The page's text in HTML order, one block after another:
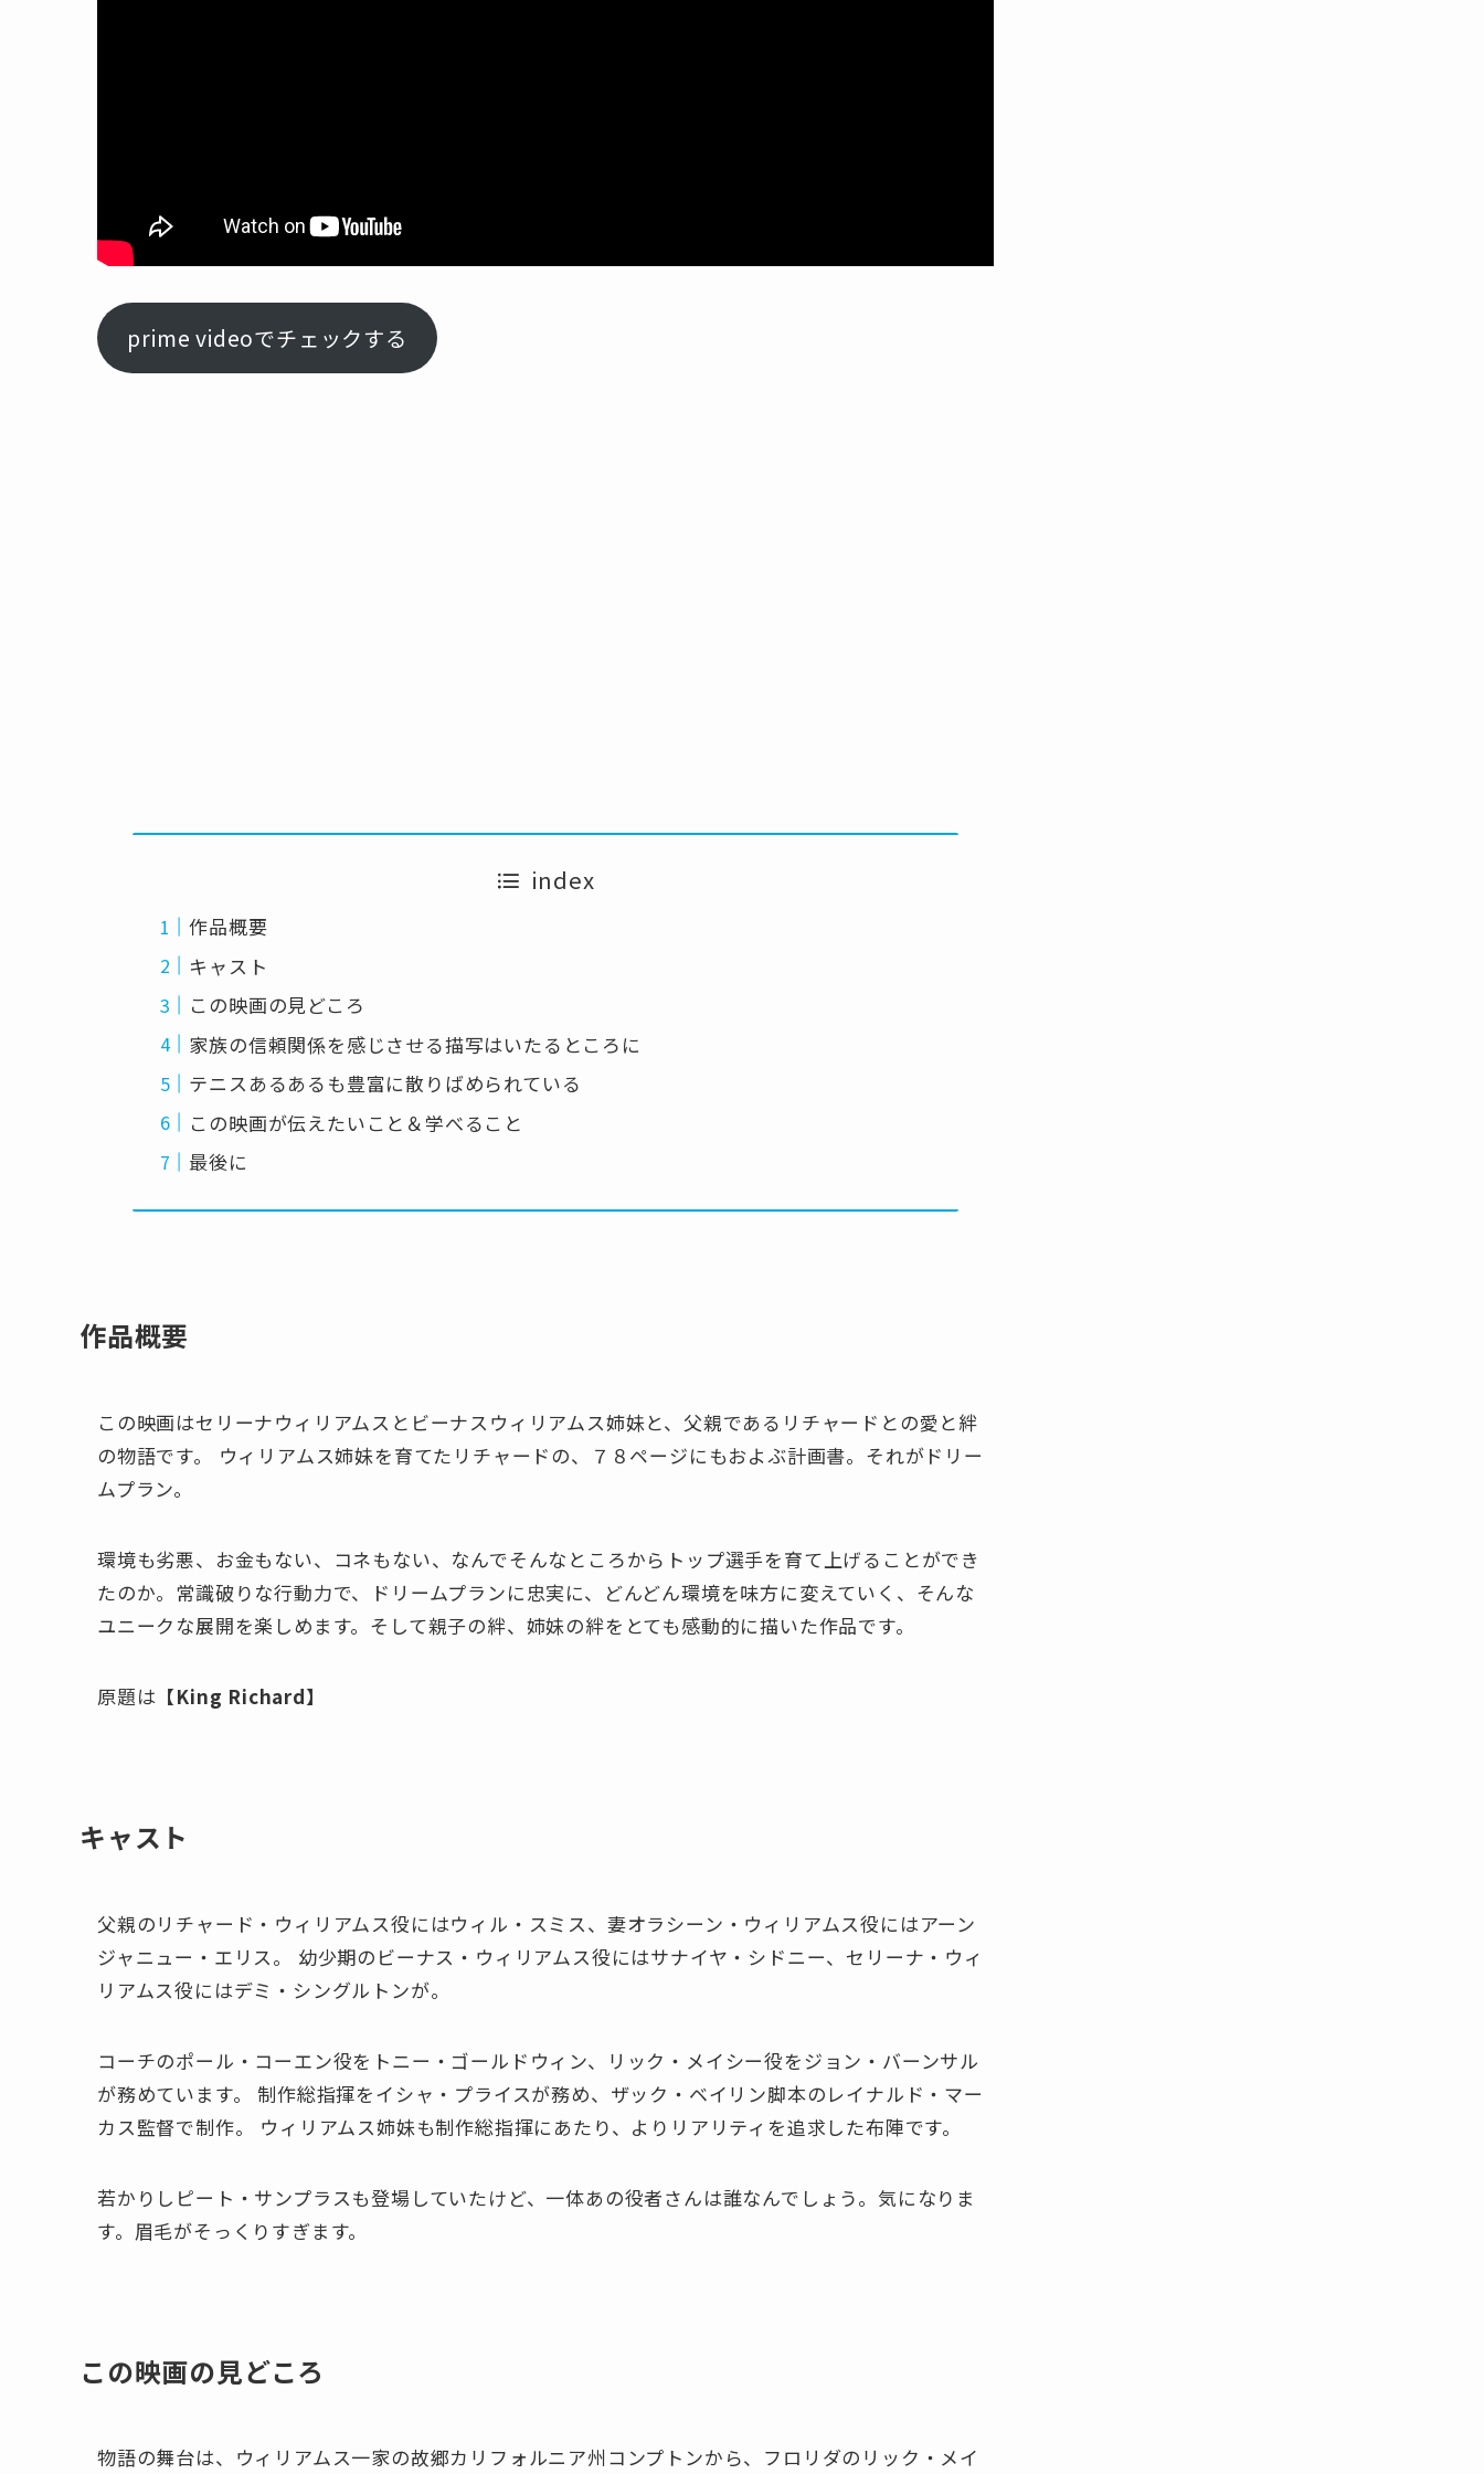
prime videoでチェックする
index
作品概要
キャスト
この映画の見どころ
家族の信頼関係を感じさせる描写はいたるところに
テニスあるあるも豊富に散りばめられている
この映画が伝えたいこと＆学べること
最後に
作品概要
この映画はセリーナウィリアムスとビーナスウィリアムス姉妹と、父親であるリチャードとの愛と絆
の物語です。 ウィリアムス姉妹を育てたリチャードの、７８ページにもおよぶ計画書。それがドリー
ムプラン。
環境も劣悪、お金もない、コネもない、なんでそんなところからトップ選手を育て上げることができ
たのか。常識破りな行動力で、ドリームプランに忠実に、どんどん環境を味方に変えていく、そんな
ユニークな展開を楽しめます。そして親子の絆、姉妹の絆をとても感動的に描いた作品です。
原題は 【King Richard】
キャスト
父親のリチャード・ウィリアムス役にはウィル・スミス、妻オラシーン・ウィリアムス役にはアーン
ジャニュー・エリス。 幼少期のビーナス・ウィリアムス役にはサナイヤ・シドニー、セリーナ・ウィ
リアムス役にはデミ・シングルトンが。
コーチのポール・コーエン役をトニー・ゴールドウィン、リック・メイシー役をジョン・バーンサル
が務めています。 制作総指揮をイシャ・プライスが務め、ザック・ベイリン脚本のレイナルド・マー
カス監督で制作。 ウィリアムス姉妹も制作総指揮にあたり、よりリアリティを追求した布陣です。
若かりしピート・サンプラスも登場していたけど、一体あの役者さんは誰なんでしょう。気になりま
す。眉毛がそっくりすぎます。
この映画の見どころ
物語の舞台は、ウィリアムス一家の故郷カリフォルニア州コンプトンから、フロリダのリック・メイ